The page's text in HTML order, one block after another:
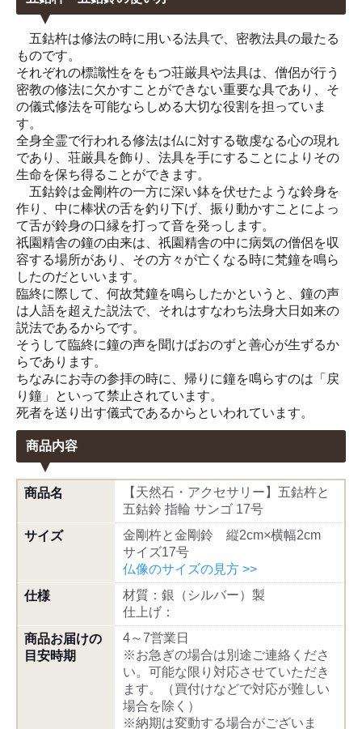
五鈷杵は修法の時に用いる法具で、密教法具の最たる
ものです。
それぞれの標識性ををもつ荘厳具や法具は、僧侶が行う
密教の修法に欠かすことができない重要な具であり、そ
の儀式修法を可能ならしめる大切な役割を担っていま
す。
全身全霊で行われる修法は仏に対する敬虔なる心の現れ
であり、荘厳具を飾り、法具を手にすることによりその
生命を保ち得ることができます。
五鈷鈴は金剛杵の一方に深い鉢を伏せたような鈴身を
作り、中に棒状の舌を釣り下げ、振り動かすことによっ
て舌が鈴身の口縁を打って音を発っします。
祇園精舎の鐘の由来は、祇園精舎の中に病気の僧侶を収
容する場所があり、その方々が亡くなる時に梵鐘を鳴ら
したのだといいます。
臨終に際して、何故梵鐘を鳴らしたかというと、鐘の声
は人語を超えた説法で、それはすなわち法身大日如来の
説法であるからです。
そうして臨終に鐘の声を聞けばおのずと善心が生ずるか
らであります。
ちなみにお寺の参拝の時に、帰りに鐘を鳴らすのは「戻
り鐘」といって禁止されています。
死者を送り出す儀式であるからといわれています。
商品内容
商品名
【天然石・アクセサリー】五鈷杵と
五鈷鈴 指輪 サンゴ 17号
サイズ
金剛杵と金剛鈴 縦2cm×横幅2cm
サイズ17号
仏像のサイズの見方 >>
仕様
材質：銀（シルバー）製
仕上げ：
商品お届けの
目安時期
4～7営業日
※お急ぎの場合は別途ご連絡くださ
い。可能な限り対応させていただき
ます。（買付けなどで対応が難しい
場合を除く）
※納期は変動する場合がございま